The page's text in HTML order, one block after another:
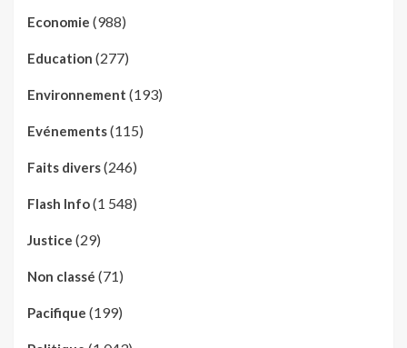
Economie (988)
Education (277)
Environnement (193)
Evénements(115)
Faits divers(246)
Flash Info(1 548)
Justice (29)
Non classé (71)
Pacifique (199)